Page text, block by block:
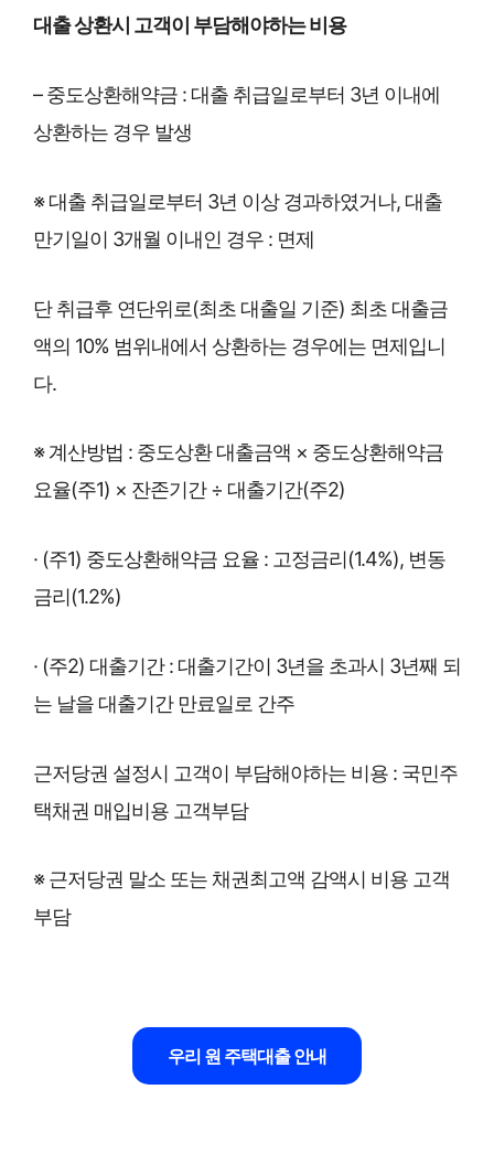
대출 상환시 고객이 부담해야하는 비용
– 중도상환해약금 : 대출 취급일로부터 3년 이내에
상환하는 경우 발생
※ 대출 취급일로부터 3년 이상 경과하였거나, 대출
만기일이 3개월 이내인 경우 : 면제
단 취급후 연단위로(최초 대출일 기준) 최초 대출금
액의 10% 범위내에서 상환하는 경우에는 면제입니
다.
※ 계산방법 : 중도상환 대출금액 × 중도상환해약금
요율(주1) × 잔존기간 ÷ 대출기간(주2)
· (주1) 중도상환해약금 요율 : 고정금리(1.4%), 변동
금리(1.2%)
· (주2) 대출기간 : 대출기간이 3년을 초과시 3년째 되
는 날을 대출기간 만료일로 간주
근저당권 설정시 고객이 부담해야하는 비용 : 국민주
택채권 매입비용 고객부담
※ 근저당권 말소 또는 채권최고액 감액시 비용 고객
부담
우리 원 주택대출 안내